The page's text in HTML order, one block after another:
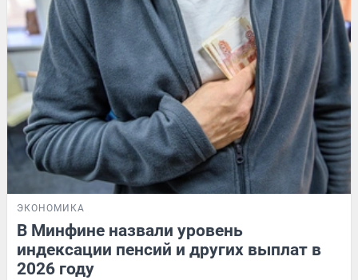
ЭКОНОМИКА
В Минфине назвали уровень
индексации пенсий и других выплат в
2026 году